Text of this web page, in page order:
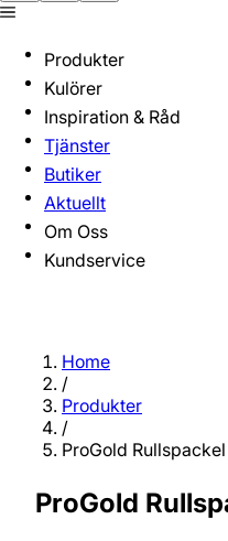
Produkter
Kulörer
Inspiration & Råd
Tjänster
Butiker
Aktuellt
Om Oss
Kundservice
Home
/
Produkter
/
ProGold
ProGold